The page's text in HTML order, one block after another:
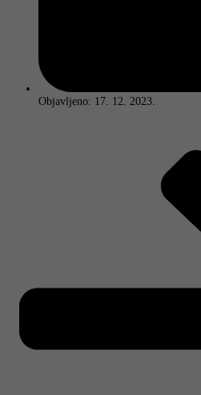
Objavljeno: 17. 12. 2023.